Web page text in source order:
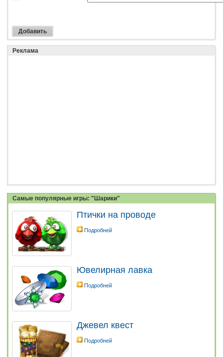
Реклама
Самые популярные игры: "Шарики"
Птички на проводе
Подробней
Ювелирная лавка
Подробней
Джевел квест
Подробней